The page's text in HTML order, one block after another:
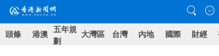
頭條 港澳 五年規
劃
大灣區 台灣 內地 國際 財經